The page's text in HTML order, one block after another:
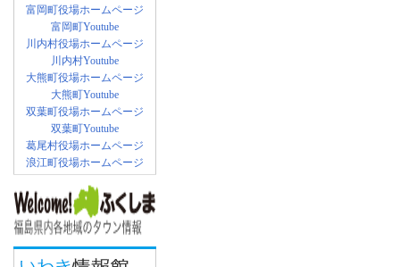
富岡町役場ホームページ
富岡町Youtube
川内村役場ホームページ
川内村Youtube
大熊町役場ホームページ
大熊町Youtube
双葉町役場ホームページ
双葉町Youtube
葛尾村役場ホームページ
浪江町役場ホームページ